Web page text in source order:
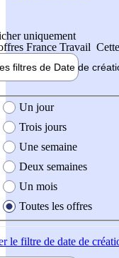
uniquement
France Travail
filtres de Date de
création de l'offre
Un jour
Trois jours
Une semaine
Deux semaines
Un mois
Toutes les offres
le filtre de date de